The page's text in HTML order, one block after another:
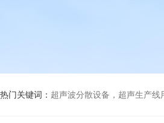
热门关键词： 超声波分散设备，超声生产线用于